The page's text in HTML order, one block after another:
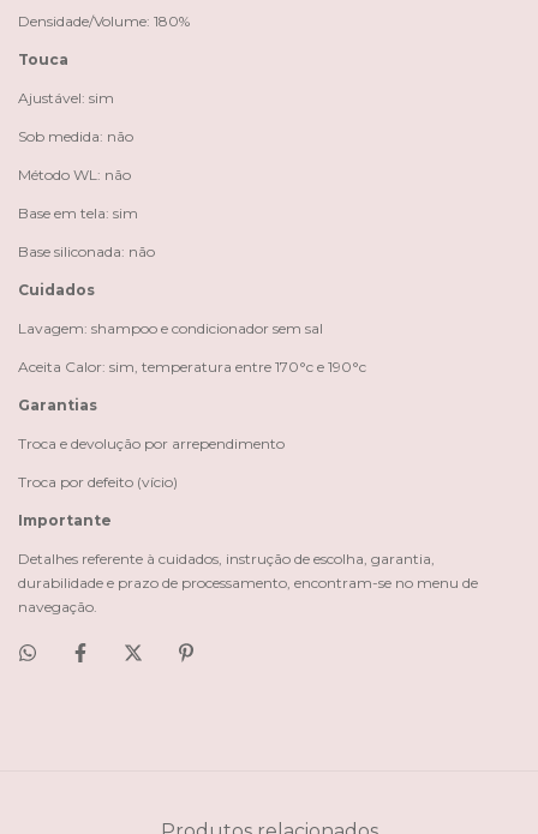
Densidade/Volume: 180%
Touca
Ajustável: sim
Sob medida: não
Método WL: não
Base em tela: sim
Base siliconada: não
Cuidados
Lavagem: shampoo e condicionador sem sal
Aceita Calor: sim, temperatura entre 170°c e 190°c
Garantias
Troca e devolução por arrependimento
Troca por defeito (vício)
Importante
Detalhes referente à cuidados, instrução de escolha, garantia,
durabilidade e prazo de processamento, encontram-se no menu de
navegação.